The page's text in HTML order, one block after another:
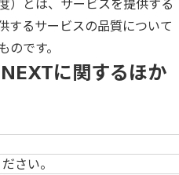
）とは、サービスを提供する
するサービスの品質について
です。
に関するほか
さい。